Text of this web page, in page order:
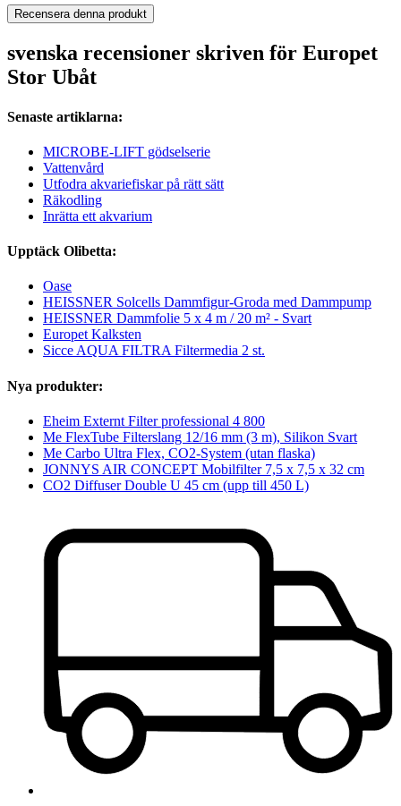
Recensera denna produkt
svenska recensioner skriven för Europet
Stor Ubåt
Senaste artiklarna:
MICROBE-LIFT gödselserie
Vattenvård
Utfodra akvariefiskar på rätt sätt
Räkodling
Inrätta ett akvarium
Upptäck Olibetta:
Oase
HEISSNER Solcells Dammfigur-Groda med Dammpump
HEISSNER Dammfolie 5 x 4 m / 20 m² - Svart
Europet Kalksten
Sicce AQUA FILTRA Filtermedia 2 st.
Nya produkter:
Eheim Externt Filter professional 4 800
Me FlexTube Filterslang 12/16 mm (3 m), Silikon Svart
Me Carbo Ultra Flex, CO2-System (utan flaska)
JONNYS AIR CONCEPT Mobilfilter 7,5 x 7,5 x 32 cm
CO2 Diffuser Double U 45 cm (upp till 450 L)